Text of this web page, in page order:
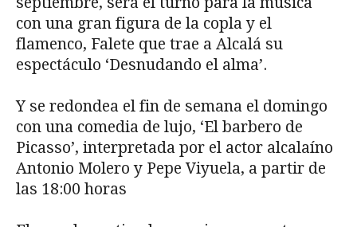
con una gran figura de la copla y el
flamenco, Falete que trae a Alcalá su
espectáculo ‘Desnudando el alma’.
Y se redondea el fin de semana el domingo
con una comedia de lujo, ‘El barbero de
Picasso’, interpretada por el actor alcalaíno
Antonio Molero y Pepe Viyuela, a partir de
las 18:00 horas